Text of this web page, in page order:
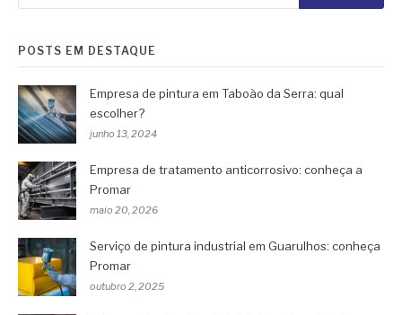
POSTS EM DESTAQUE
Empresa de pintura em Taboão da Serra: qual
escolher?
junho 13, 2024
Empresa de tratamento anticorrosivo: conheça a
Promar
maio 20, 2026
Serviço de pintura industrial em Guarulhos: conheça
Promar
outubro 2, 2025